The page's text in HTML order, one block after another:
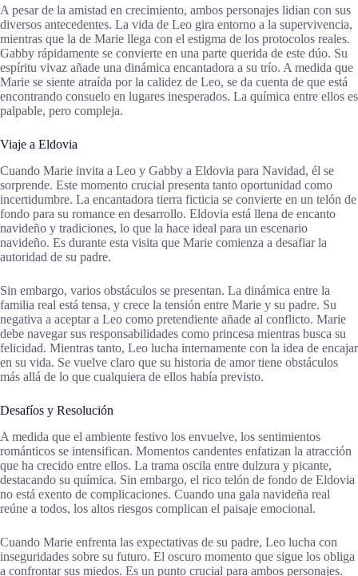
A pesar de la amistad en crecimiento, ambos personajes lidian con sus
diversos antecedentes. La vida de Leo gira entorno a la supervivencia,
mientras que la de Marie llega con el estigma de los protocolos reales.
Gabby rápidamente se convierte en una parte querida de este dúo. Su
espíritu vivaz añade una dinámica encantadora a su trío. A medida que
Marie se siente atraída por la calidez de Leo, se da cuenta de que está
encontrando consuelo en lugares inesperados. La química entre ellos es
palpable, pero compleja.
Viaje a Eldovia
Cuando Marie invita a Leo y Gabby a Eldovia para Navidad, él se
sorprende. Este momento crucial presenta tanto oportunidad como
incertidumbre. La encantadora tierra ficticia se convierte en un telón de
fondo para su romance en desarrollo. Eldovia está llena de encanto
navideño y tradiciones, lo que la hace ideal para un escenario
navideño. Es durante esta visita que Marie comienza a desafiar la
autoridad de su padre.
Sin embargo, varios obstáculos se presentan. La dinámica entre la
familia real está tensa, y crece la tensión entre Marie y su padre. Su
negativa a aceptar a Leo como pretendiente añade al conflicto. Marie
debe navegar sus responsabilidades como princesa mientras busca su
felicidad. Mientras tanto, Leo lucha internamente con la idea de encajar
en su vida. Se vuelve claro que su historia de amor tiene obstáculos
más allá de lo que cualquiera de ellos había previsto.
Desafíos y Resolución
A medida que el ambiente festivo los envuelve, los sentimientos
románticos se intensifican. Momentos candentes enfatizan la atracción
que ha crecido entre ellos. La trama oscila entre dulzura y picante,
destacando su química. Sin embargo, el rico telón de fondo de Eldovia
no está exento de complicaciones. Cuando una gala navideña real
reúne a todos, los altos riesgos complican el paisaje emocional.
Cuando Marie enfrenta las expectativas de su padre, Leo lucha con
inseguridades sobre su futuro. El oscuro momento que sigue los obliga
a confrontar sus miedos. Es un punto crucial para ambos personajes.